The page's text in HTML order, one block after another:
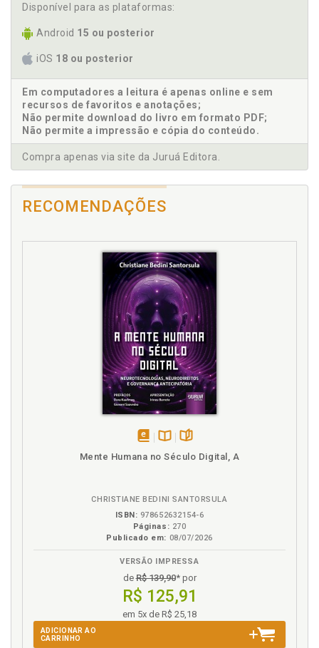
paz em âmbito internacional, p. 112
direito humano à paz, p. 43
Direito humano. Dos fundamentos legais do direito
Direitos fundamentais. O direito à paz: da terceira
geração à quinta geração de direitos fundamentais,
p. 144
Direitos humanos. O processo de
internacionalização dos direitos humanos, p. 96
F
Filosóficos. Dos fundamentos filosóficos do direito
Fundamento imanente. A busca pela paz: do
fundamento transcendente ao imanente, p. 44
Fundamento transcendente. A busca pela paz: do
fundamento transcendente ao imanente, p. 44
Fundamentos filosóficos do direito humano à paz, p.
Fundamentos legais do direito humano à paz, p. 95
Introdução, p. 17
Lista de abreviaturas e siglas, p. 15
Não violência. A busca pela paz: um olhar
contemporâneo fundamentado na não violência, p.
Olhar contemporâneo. A busca pela paz: um olhar
contemporâneo fundamentado na não violência, p.
84
Disponível para as plataformas:
Android 15 ou posterior
iOS 18 ou posterior
Em computadores a leitura é apenas online e sem
recursos de favoritos e anotações;
Não permite download do livro em formato PDF;
Não permite a impressão e cópia do conteúdo.
Compra apenas via site da Juruá Editora.
RECOMENDAÇÕES
disponívelDisponível
páginas
Mente Humana no Século Digital, A
CHRISTIANE BEDINI SANTORSULA
ISBN: 978652632154-6
Páginas: 270
Publicado em: 08/07/2026
VERSÃO IMPRESSA
deR$ 139,90* por
R$ 125,91
em 5x de R$ 25,18
ADICIONAR AO
CARRINHO